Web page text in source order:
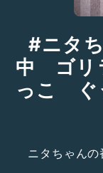
#ニタ
中 ゴリ
っこ ぐ
ニタちゃん